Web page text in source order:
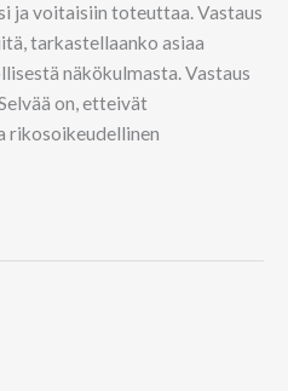
ja voitaisiin toteuttaa. Vastaus
tarkastellaanko asiaa
näkökulmasta. Vastaus
on, etteivät
rikosoikeudellinen